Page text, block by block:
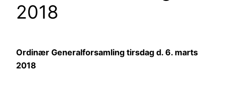
2018
Ordinær Generalforsamling tirsdag d. 6. marts
2018